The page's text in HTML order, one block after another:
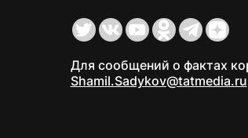
Для сообщений о фактах
Shamil.Sadykov@tatmedia.ru